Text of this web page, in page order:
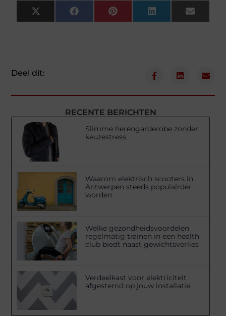
X
(Twitter)
FacebookPinterestLinkedInEmail
Deel dit:
RECENTE BERICHTEN
Slimme herengarderobe zonder
keuzestress
Waarom elektrisch scooters in
Antwerpen steeds populairder
worden
Welke gezondheidsvoordelen
regelmatig trainen in een health
club biedt naast gewichtsverlies
Verdeelkast voor elektriciteit
afgestemd op jouw installatie